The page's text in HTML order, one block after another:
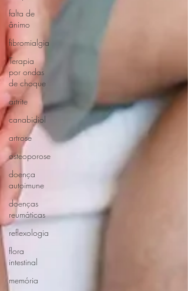
falta de
ânimo
fibromialgia
Terapia
por ondas
de choque
artrite
canabidiol
artrose
osteoporose
doença
autoimune
doenças
reumáticas
reflexologia
flora
intestinal
memória